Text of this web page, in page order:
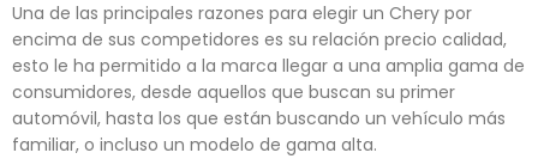
Una de las principales razones para elegir un Chery por
encima de sus competidores es su relación precio calidad,
esto le ha permitido a la marca llegar a una amplia gama de
consumidores, desde aquellos que buscan su primer
automóvil, hasta los que están buscando un vehículo más
familiar, o incluso un modelo de gama alta.